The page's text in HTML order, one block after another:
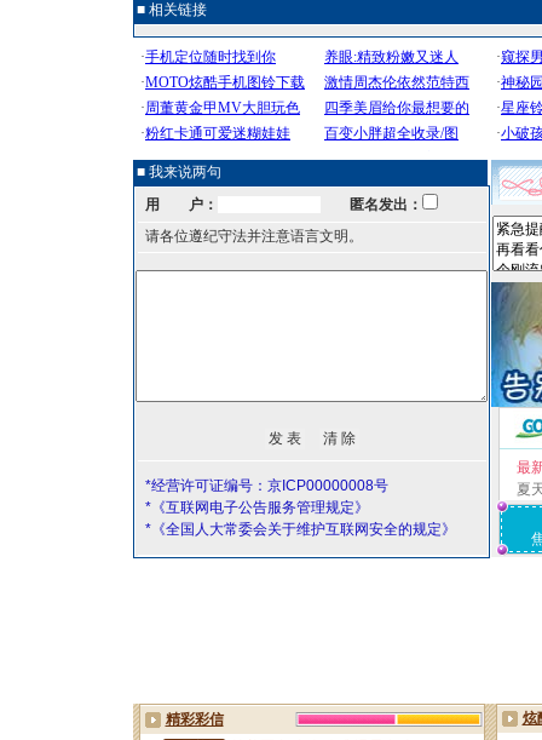
■ 相关链接
■ 我来说两句
用 户：
匿名发出：
请各位遵纪守法并注意语言文明。
*经营许可证编号：京ICP00000008号
*《互联网电子公告服务管理规定》
*《全国人大常委会关于维护互联网安全的规定》
最
夏